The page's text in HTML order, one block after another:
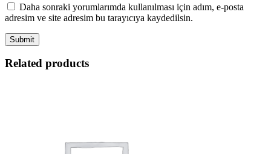
Daha sonraki yorumlarımda kullanılması için adım, e-posta
adresim ve site adresim bu tarayıcıya kaydedilsin.
Related products